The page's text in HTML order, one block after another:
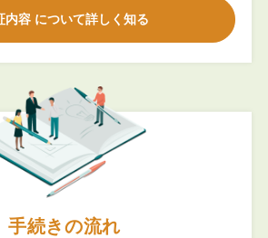
内容 について詳しく知る
手続きの流れ